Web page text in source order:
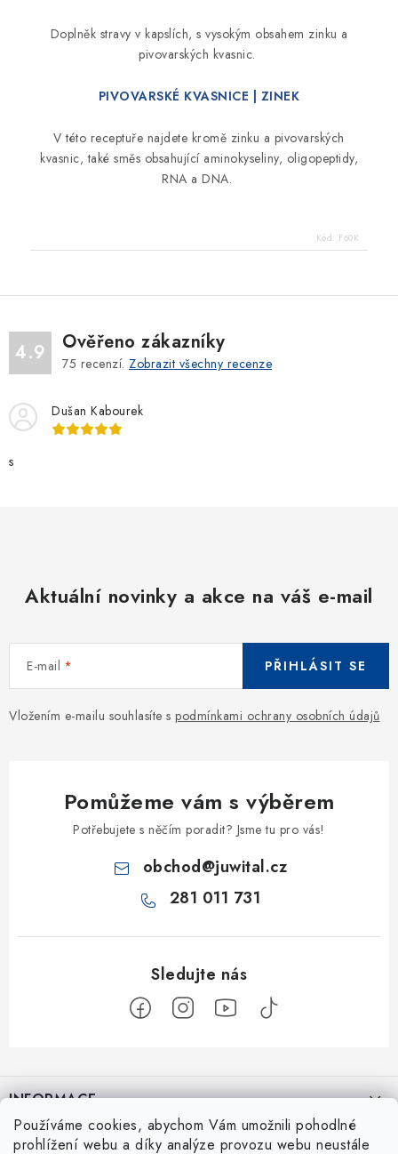
Používáme cookies, abychom Vám umožnili pohodlné
prohlížení webu a díky analýze provozu webu neustále
Doplněk stravy v kapslích, s vysokým obsahem zinku a
pivovarských kvasnic.
PIVOVARSKÉ KVASNICE | ZINEK
V této receptuře najdete kromě zinku a pivovarských
kvasnic, také směs obsahující aminokyseliny, oligopeptidy,
RNA a DNA.
Kód: F60K
4.9 Ověřeno zákazníky
75 recenzí. Zobrazit všechny recenze
Dušan Kabourek
s
Aktuální novinky a akce na váš e-mail
E-mail
Vložením e-mailu souhlasíte s podmínkami ochrany osobních údajů
PŘIHLÁSIT SE
Pomůžeme vám s výběrem
Potřebujete s něčím poradit? Jsme tu pro vás!
obchod@juwital.cz
281 011 731
á
pINFORMACE
Kontakt
JuWital s.r.o.